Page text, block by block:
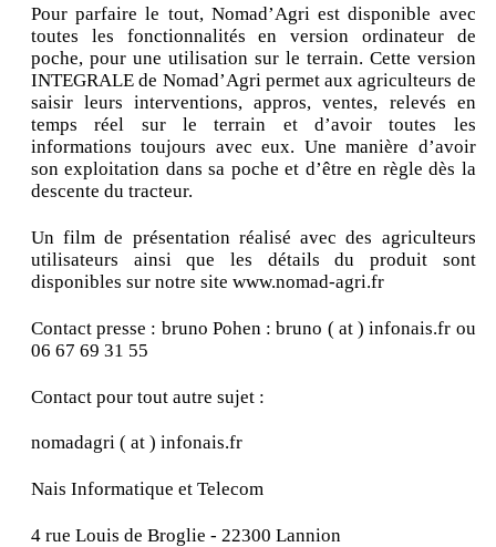
Pour parfaire le tout, Nomad’Agri est disponible avec
toutes les fonctionnalités en version ordinateur de
poche, pour une utilisation sur le terrain. Cette version
INTEGRALE de Nomad’Agri permet aux agriculteurs de
saisir leurs interventions, appros, ventes, relevés en
temps réel sur le terrain et d’avoir toutes les
informations toujours avec eux. Une manière d’avoir
son exploitation dans sa poche et d’être en règle dès la
descente du tracteur.
Un film de présentation réalisé avec des agriculteurs
utilisateurs ainsi que les détails du produit sont
disponibles sur notre site www.nomad-agri.fr
Contact presse : bruno Pohen : bruno ( at ) infonais.fr ou
06 67 69 31 55
Contact pour tout autre sujet :
nomadagri ( at ) infonais.fr
Nais Informatique et Telecom
4 rue Louis de Broglie - 22300 Lannion